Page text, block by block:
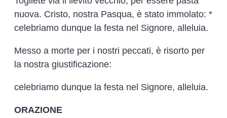
nuova. Cristo, nostra Pasqua, è stato immolato: *
celebriamo dunque la festa nel Signore, alleluia.
Messo a morte per i nostri peccati, è risorto per
la nostra giustificazione:
celebriamo dunque la festa nel Signore, alleluia.
ORAZIONE